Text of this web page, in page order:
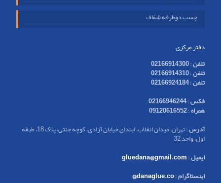
چسب دوطرفه شفاف
دفتر مرکزی
تلفن:
02166914300
تلفن:
02166914310
تلفن:
02166924184
فکس:
02166946244
همراه:
09120616552
آدرس
: تهران، میدان انقلاب، ابتدای خیابان آزادی، کوچه جنتی، پلاک 18، طبقه
اول، واحد 32
ایمیل:
gluedana@gmail.com
اینستاگرام:
danaglue.co@